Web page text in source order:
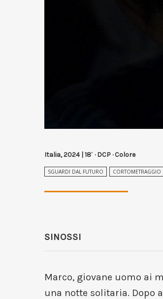
Italia, 2024 | 18′ · DCP · Colore
SGUARDI DAL FUTURO CORTOMETRAGGIO
SINOSSI
Marco, giovane uomo ai
una notte solitaria. Dopo